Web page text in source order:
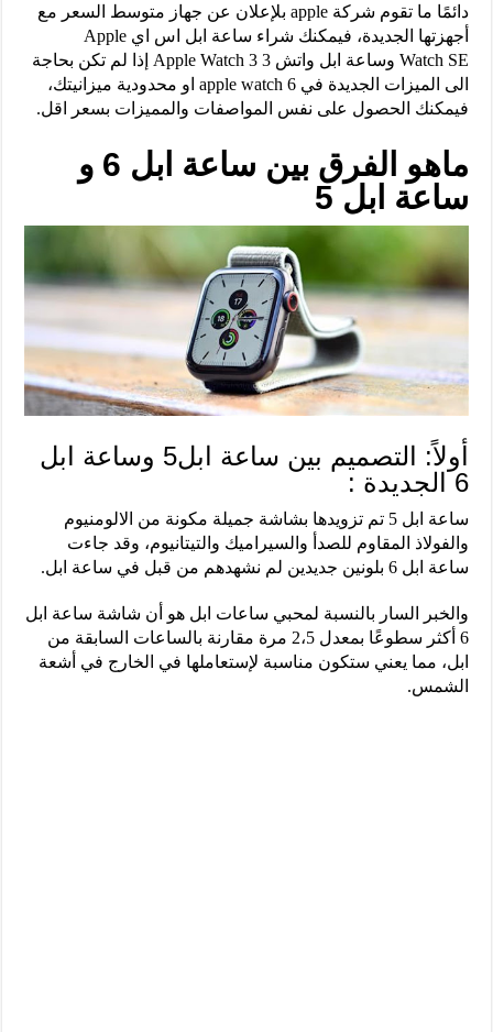
دائمًا ما تقوم شركة apple بلإعلان عن جهاز متوسط السعر مع
أجهزتها الجديدة، فيمكنك شراء ساعة ابل اس اي Apple
Watch SE وساعة ابل واتش 3 Apple Watch 3 إذا لم تكن بحاجة
الى الميزات الجديدة في apple watch 6 او محدودية ميزانيتك،
فيمكنك الحصول على نفس المواصفات والمميزات بسعر اقل.
ماهو الفرق بين ساعة ابل 6 و
ساعة ابل 5
أولاً: التصميم بين ساعة ابل5 وساعة ابل
6 الجديدة :
ساعة ابل 5 تم تزويدها بشاشة جميلة مكونة من الالومنيوم
والفولاذ المقاوم للصدأ والسيراميك والتيتانيوم، وقد جاءت
ساعة ابل 6 بلونين جديدين لم نشهدهم من قبل في ساعة ابل.
والخبر السار بالنسبة لمحبي ساعات ابل هو أن شاشة ساعة ابل
6 أكثر سطوعًا بمعدل 2،5 مرة مقارنة بالساعات السابقة من
ابل، مما يعني ستكون مناسبة لإستعاملها في الخارج في أشعة
الشمس.